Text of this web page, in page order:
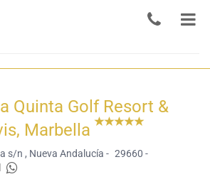
Quinta Golf Resort &
Marbella
s/n , Nueva Andalucía - 29660 -